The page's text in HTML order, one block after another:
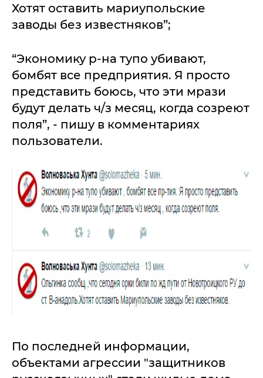
Хотят оставить мариупольские
заводы без известняков”;
“Экономику р-на тупо убивают,
бомбят все предприятия. Я просто
представить боюсь, что эти мрази
будут делать ч/з месяц, когда созреют
поля”, - пишу в комментариях
пользователи.
По последней информации,
объектами агрессии "защитников